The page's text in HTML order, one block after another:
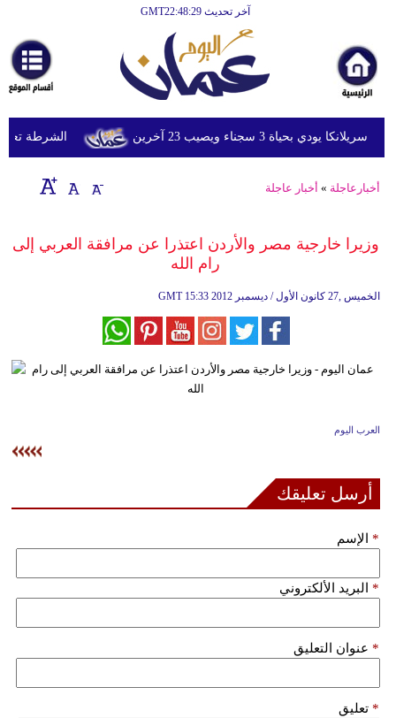
آخر تحديث GMT22:48:29
أخبارعاجلة
رياضة
ثقافة
إقتصاد
وموسيقى
سياحة
ديكور
مرأة
وتكنولوجيا
الشرطة تعتقل بحياة 3 سجناء ويصيب 23 آخرين
أخبارعاجلة » أخبار عاجلة
وزيرا خارجية مصر والأردن اعتذرا عن مرافقة العربي إلى
رام الله
GMT 15:33 2012 الخميس ,27 كانون الأول / ديسمبر
العرب اليوم
أرسل تعليقك
الإسم *
البريد الألكتروني *
عنوان التعليق *
تعليق *